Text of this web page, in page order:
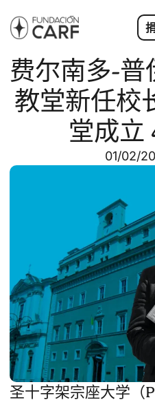
费尔南多-普
教堂新任校
堂成立
01/02/
圣十字架宗座大学（